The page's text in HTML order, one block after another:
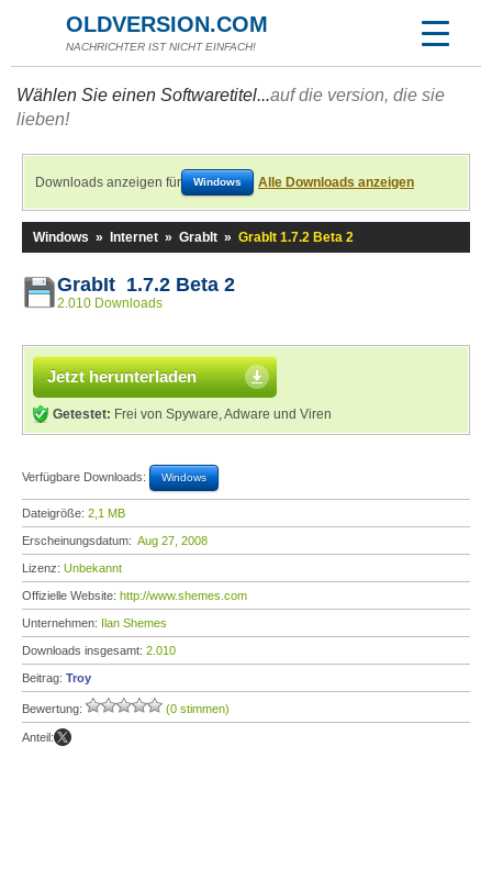
OLDVERSION.COM
NACHRICHTER IST NICHT EINFACH!
Wählen Sie einen Softwaretitel...auf die version, die sie
lieben!
Downloads anzeigen für Windows Alle Downloads anzeigen
Windows » Internet » GrabIt » GrabIt 1.7.2 Beta 2
GrabIt 1.7.2 Beta 2
2.010 Downloads
Jetzt herunterladen
Getestet: Frei von Spyware, Adware und Viren
Verfügbare Downloads: Windows
Dateigröße: 2,1 MB
Erscheinungsdatum: Aug 27, 2008
Lizenz: Unbekannt
Offizielle Website: http://www.shemes.com
Unternehmen: Ilan Shemes
Downloads insgesamt: 2.010
Beitrag: Troy
Bewertung: (0 stimmen)
Anteil: